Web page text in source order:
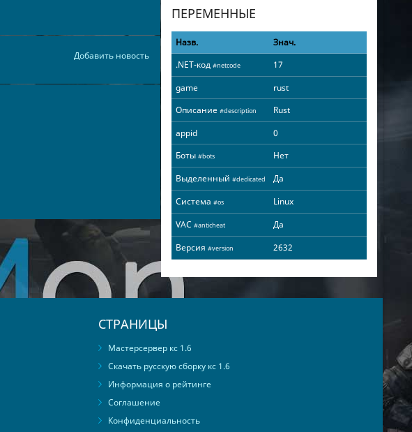
Добавить новость
ПЕРЕМЕННЫЕ
Назв.
Знач.
.NET-код #netcode
17
game
rust
Описание #description
Rust
appid
0
Боты #bots
Нет
Выделенный #dedicated
Да
Система #os
Linux
VAC #anticheat
Да
Версия #version 2632
СТРАНИЦЫ
Мастерсервер кс 1.6
Скачать русскую сборку кс 1.6
Информация о рейтинге
Соглашение
Конфиденциальность